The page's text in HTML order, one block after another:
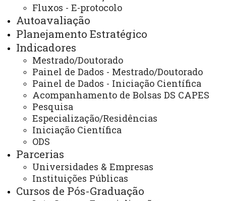
Arquivo Virtual
Campus
Fluxos - E-protocolo
Autoavaliação
Planejamento Estratégico
Indicadores
Mestrado/Doutorado
Painel de Dados - Mestrado/Doutorado
Painel de Dados - Iniciação Científica
Acompanhamento de Bolsas DS CAPES
Pesquisa
Especialização/Residências
Iniciação Científica
ODS
Parcerias
Universidades & Empresas
Instituições Públicas
Cursos de Pós-Graduação
EDITAIS INTERNOS
Você está aqui:Unioeste
Editais, Resoluções/Regulamentos e Formulários
Editais Internos
graduação
graduação
Projetos e Grupos de
Pesquisa
Editais
de Dados - Mestrado e Doutorado